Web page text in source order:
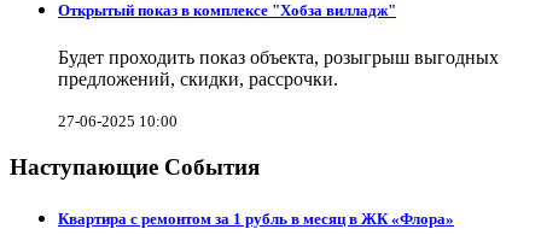
Открытый показ в комплексе "Хобза вилладж"
Будет проходить показ объекта, розыгрыш выгодных
предложений, скидки, рассрочки.
27-06-2025 10:00
Наступающие События
Квартира с ремонтом за 1 рубль в месяц в ЖК «Флора»